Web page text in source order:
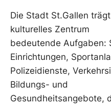
Die Stadt St.Gallen
kulturelles Zentrum
bedeutende Aufgaben:
Einrichtungen,
Polizeidienste,
Bildungs- und
Gesundheitsangebote,